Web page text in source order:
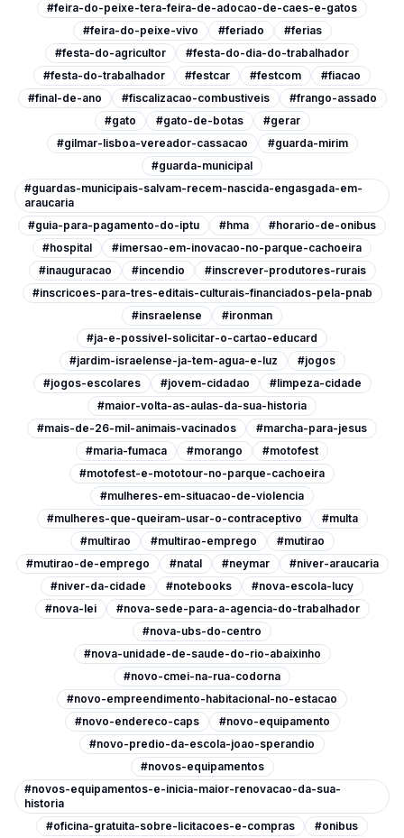
#feira-do-peixe-tera-feira-de-adocao-de-caes-e-gatos
#feira-do-peixe-vivo
#feriado
#ferias
#festa-do-agricultor
#festa-do-dia-do-trabalhador
#festa-do-trabalhador
#festcar #festcom
#fiacao
#final-de-ano
#fiscalizacao-combustiveis
#frango-assado
#gato
#gato-de-botas
#gerar
#gilmar-lisboa-vereador-cassacao
#guarda-mirim
#guarda-municipal
#guardas-municipais-salvam-recem-nascida-engasgada-em-
araucaria
#guia-para-pagamento-do-iptu
#hma
#horario-de-onibus
#hospital
#imersao-em-inovacao-no-parque-cachoeira
#inauguracao
#incendio
#inscrever-produtores-rurais
#inscricoes-para-tres-editais-culturais-financiados-pela-pnab
#insraelense
#ironman
#ja-e-possivel-solicitar-o-cartao-educard
#jardim-israelense-ja-tem-agua-e-luz
#jogos
#jogos-escolares
#jovem-cidadao
#limpeza-cidade
#maior-volta-as-aulas-da-sua-historia
#mais-de-26-mil-animais-vacinados
#marcha-para-jesus
#maria-fumaca
#morango
#motofest
#motofest-e-mototour-no-parque-cachoeira
#mulheres-em-situacao-de-violencia
#mulheres-que-queiram-usar-o-contraceptivo
#multa
#multirao
#multirao-emprego
#mutirao
#mutirao-de-emprego
#natal #neymar
#niver-araucaria
#niver-da-cidade
#notebooks
#nova-escola-lucy
#nova-lei
#nova-sede-para-a-agencia-do-trabalhador
#nova-ubs-do-centro
#nova-unidade-de-saude-do-rio-abaixinho
#novo-cmei-na-rua-codorna
#novo-empreendimento-habitacional-no-estacao
#novo-endereco-caps
#novo-equipamento
#novo-predio-da-escola-joao-sperandio
#novos-equipamentos
#novos-equipamentos-e-inicia-maior-renovacao-da-sua-
historia
#oficina-gratuita-sobre-licitacoes-e-compras
#onibus